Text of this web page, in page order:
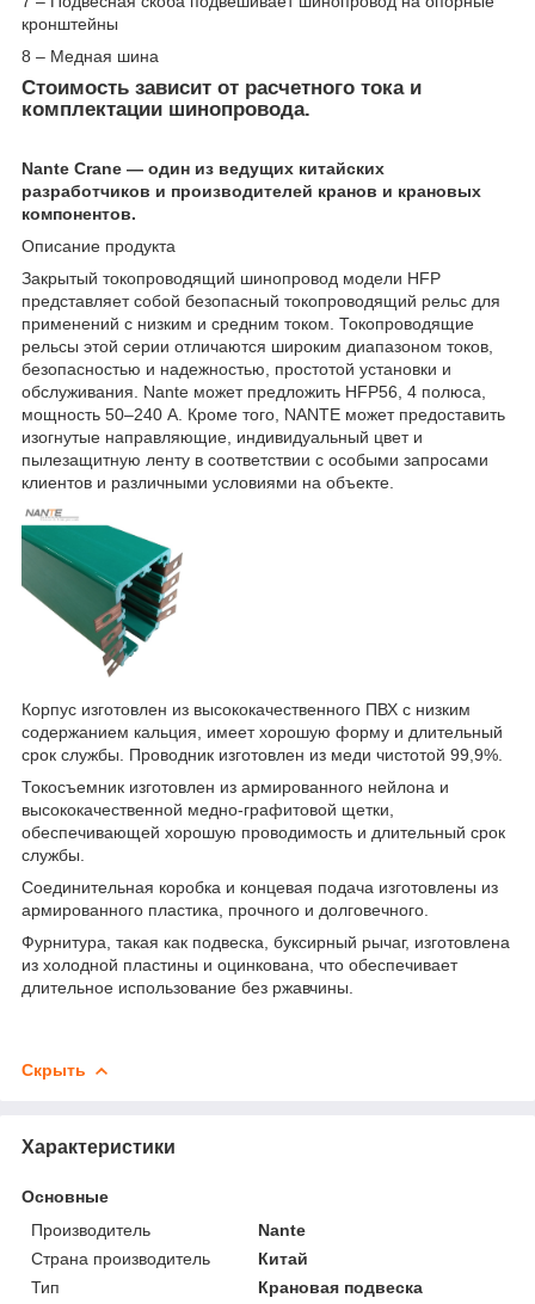
кронштейны
8 – Медная шина
Стоимость зависит от расчетного тока и
комплектации шинопровода.
Nante Crane — один из ведущих китайских
разработчиков и производителей кранов и крановых
компонентов.
Описание продукта
Закрытый токопроводящий шинопровод модели HFP
представляет собой безопасный токопроводящий рельс для
применений с низким и средним током. Токопроводящие
рельсы этой серии отличаются широким диапазоном токов,
безопасностью и надежностью, простотой установки и
обслуживания. Nante может предложить HFP56, 4 полюса,
мощность 50–240 А. Кроме того, NANTE может предоставить
изогнутые направляющие, индивидуальный цвет и
пылезащитную ленту в соответствии с особыми запросами
клиентов и различными условиями на объекте.
Корпус изготовлен из высококачественного ПВХ с низким
содержанием кальция, имеет хорошую форму и длительный
срок службы. Проводник изготовлен из меди чистотой 99,9%.
Токосъемник изготовлен из армированного нейлона и
высококачественной медно-графитовой щетки,
обеспечивающей хорошую проводимость и длительный срок
службы.
Соединительная коробка и концевая подача изготовлены из
армированного пластика, прочного и долговечного.
Фурнитура, такая как подвеска, буксирный рычаг, изготовлена
​​из холодной пластины и оцинкована, что обеспечивает
длительное использование без ржавчины.
Скрыть
Характеристики
Основные
Производитель
Nante
Страна производитель
Китай
Тип
Крановая подвеска